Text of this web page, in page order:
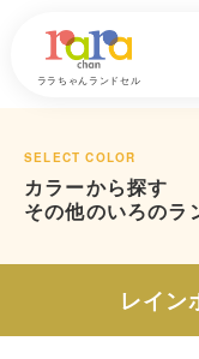
ララちゃんランドセル
SELECT COLOR
カラーから探す
その他のいろのラ
レイン